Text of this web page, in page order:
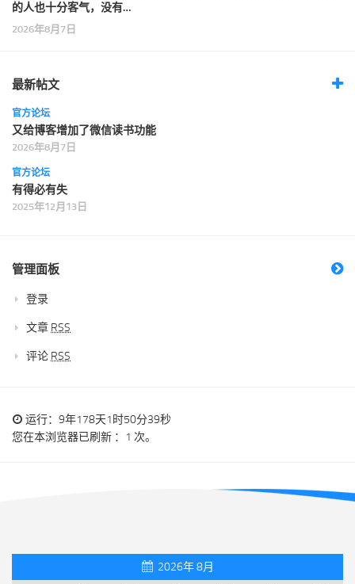
的人也十分客气，没有…
2026年8月7日
最新帖文
官方论坛
又给博客增加了微信读书功能
2026年8月7日
官方论坛
有得必有失
2025年12月13日
管理面板
登录
文章 RSS
评论 RSS
运行：9年178天1时50分39秒
您在本浏览器已刷新 ：1 次。
2026年 8月